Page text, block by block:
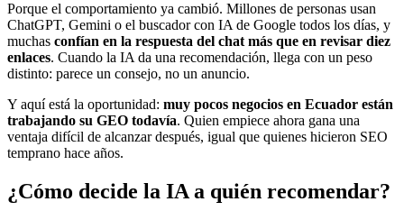
Porque el comportamiento ya cambió. Millones de personas usan
ChatGPT, Gemini o el buscador con IA de Google todos los días, y
muchas confían en la respuesta del chat más que en revisar diez
enlaces. Cuando la IA da una recomendación, llega con un peso
distinto: parece un consejo, no un anuncio.
Y aquí está la oportunidad: muy pocos negocios en Ecuador están
trabajando su GEO todavía. Quien empiece ahora gana una
ventaja difícil de alcanzar después, igual que quienes hicieron SEO
temprano hace años.
¿Cómo decide la IA a quién recomendar?